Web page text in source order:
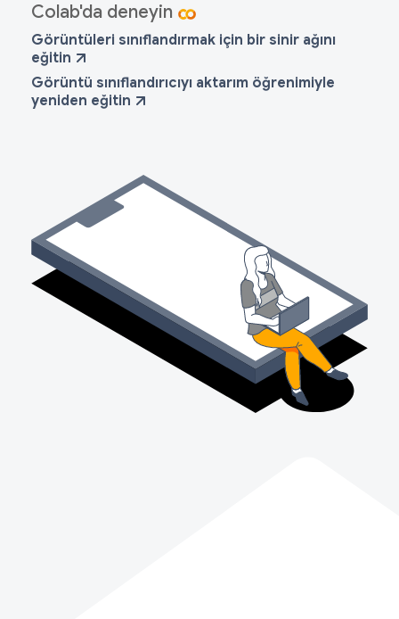
Colab'da deneyin
Görüntüleri sınıflandırmak için bir sinir ağını
eğitin
Görüntü sınıflandırıcıyı aktarım öğrenimiyle
yeniden eğitin